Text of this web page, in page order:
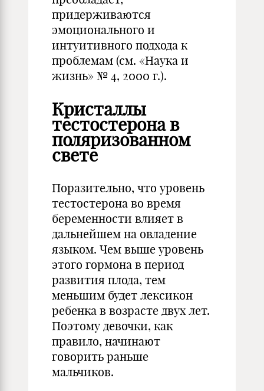
придерживаются
эмоционального и
интуитивного подхода к
проблемам (см. «Наука и
жизнь» № 4, 2000 г.).
Кристаллы
тестостерона в
поляризованном
свете
Поразительно, что уровень
тестостерона во время
беременности влияет в
дальнейшем на овладение
языком. Чем выше уровень
этого гормона в период
развития плода, тем
меньшим будет лексикон
ребенка в возрасте двух лет.
Поэтому девочки, как
правило, начинают
говорить раньше
мальчиков.